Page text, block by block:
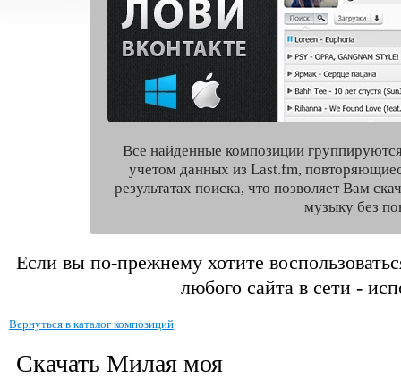
Все найденные композиции
учетом данных из Last.fm,
результатах поиска, что позволяет Вам
музыку без
Если вы по-прежнему хотите
любого сайта в сети -
Вернуться в каталог композиций
Скачать Милая моя